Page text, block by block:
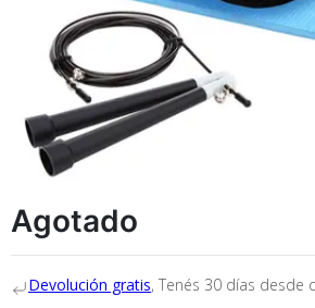
Agotado
Devolución gratis, Tenés 30 días desde
que esperabas o te devolvemos